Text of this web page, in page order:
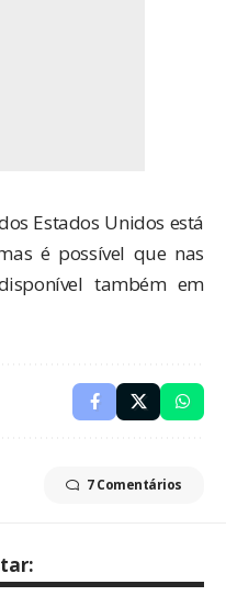
Estados Unidos está
é possível que nas
também em
7 Comentários